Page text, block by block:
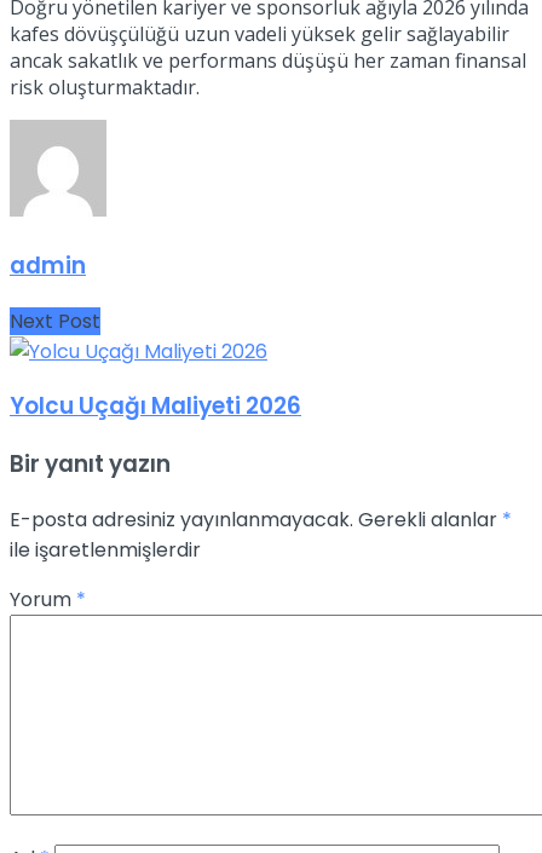
Doğru yönetilen kariyer ve sponsorluk ağıyla 2026 yılında
kafes dövüşçülüğü uzun vadeli yüksek gelir sağlayabilir
ancak sakatlık ve performans düşüşü her zaman finansal
risk oluşturmaktadır.
admin
Next Post
Yolcu Uçağı Maliyeti 2026
Bir yanıt yazın
E-posta adresiniz yayınlanmayacak. Gerekli alanlar *
ile işaretlenmişlerdir
Yorum *